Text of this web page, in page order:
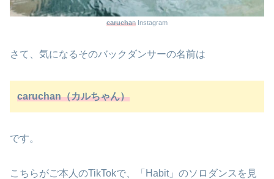
caruchan Instagram
さて、気になるそのバックダンサーの名前は
caruchan（カルちゃん）
です。
こちらがご本人のTikTokで、「Habit」のソロダンスを見